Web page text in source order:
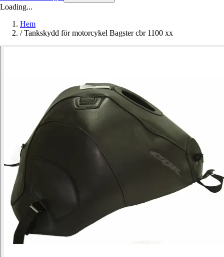
Loading...
Hem
/ Tankskydd för motorcykel Bagster cbr 1100 xx